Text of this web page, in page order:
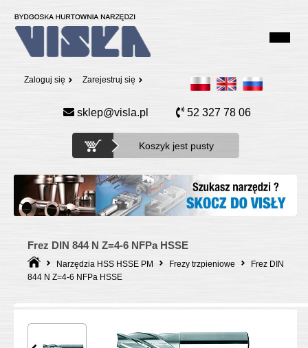
Zarejestruj się
Zaloguj się
sklep@visla.pl 52 327 78 06
Koszyk jest pusty
Frez DIN 844 N Z=4-6 NFPa HSSE
Narzędzia HSS HSSE PM Frezy trzpieniowe
Frez DIN
844 N Z=4-6 NFPa HSSE